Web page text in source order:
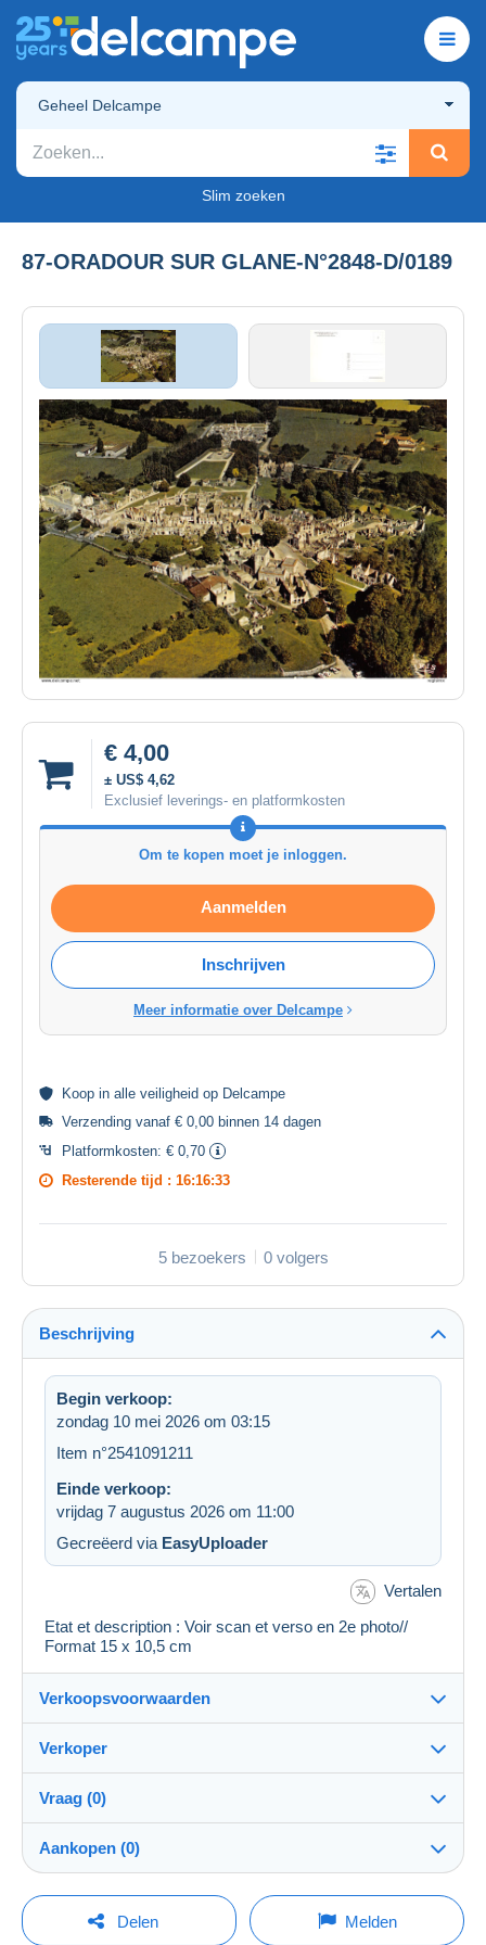
Geheel Delcampe
Slim zoeken
87-ORADOUR SUR GLANE-N°2848-D/0189
€ 4,00
± US$ 4,62
Exclusief leverings- en platformkosten
Om te kopen moet je inloggen.
Aanmelden
Inschrijven
Meer informatie over Delcampe
Koop in alle veiligheid op Delcampe
Verzending vanaf € 0,00 binnen 14 dagen
Platformkosten: € 0,70
Resterende tijd : 16:16:32
5 bezoekers 0 volgers
Beschrijving
Begin verkoop:
zondag 10 mei 2026 om 03:15
Item n°2541091211
Einde verkoop:
vrijdag 7 augustus 2026 om 11:00
Gecreëerd via EasyUploader
Vertalen
Etat et description : Voir scan et verso en 2e photo//
Format 15 x 10,5 cm
Verkoopsvoorwaarden
Details van de verkoopvoorwaarden
Verzending na betaling binnen 14 dagen
Retourkosten ten laste van de koper.
Om de termijnen voor terugzending en terugbetaling van
Verkoper
regislmx100%(62995x)
PRO
Winkel
Vraag (0)
Om een vraag te stellen moet u een sessie
Aankopen (0)
Laatste actualisering: 18:43:22
Delen Melden